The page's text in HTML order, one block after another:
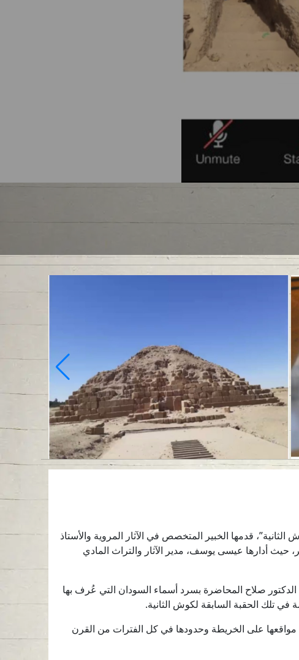
قدمها الخبير المتخصص في الآثار المروية والأستاذ
للآثار في 2020 دكتور صلاح حسن مطر الاخيضر، حيث أدارها عيسى يوسف، مدير الآثار والتراث المادي
صلاح المحاضرة بسرد أسماء السودان التي عُرف بها
في تلك الحقبة السابقة لكوش الثانية.
على الخريطة وحدودها في كل الفترات من القرن